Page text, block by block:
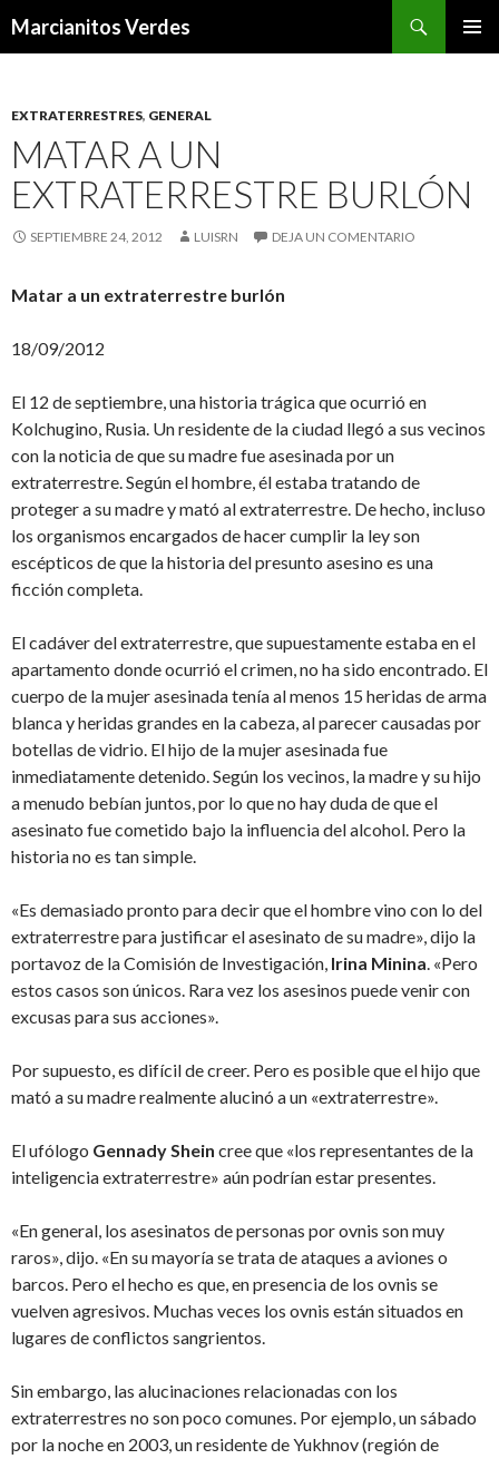
Marcianitos Verdes
EXTRATERRESTRES, GENERAL
MATAR A UN
EXTRATERRESTRE BURLÓN
SEPTIEMBRE 24, 2012 LUISRN DEJA UN COMENTARIO
Matar a un extraterrestre burlón
18/09/2012
El 12 de septiembre, una historia trágica que ocurrió en
Kolchugino, Rusia. Un residente de la ciudad llegó a sus vecinos
con la noticia de que su madre fue asesinada por un
extraterrestre. Según el hombre, él estaba tratando de
proteger a su madre y mató al extraterrestre. De hecho, incluso
los organismos encargados de hacer cumplir la ley son
escépticos de que la historia del presunto asesino es una
ficción completa.
El cadáver del extraterrestre, que supuestamente estaba en el
apartamento donde ocurrió el crimen, no ha sido encontrado. El
cuerpo de la mujer asesinada tenía al menos 15 heridas de arma
blanca y heridas grandes en la cabeza, al parecer causadas por
botellas de vidrio. El hijo de la mujer asesinada fue
inmediatamente detenido. Según los vecinos, la madre y su hijo
a menudo bebían juntos, por lo que no hay duda de que el
asesinato fue cometido bajo la influencia del alcohol. Pero la
historia no es tan simple.
«Es demasiado pronto para decir que el hombre vino con lo del
extraterrestre para justificar el asesinato de su madre», dijo la
portavoz de la Comisión de Investigación, Irina Minina. «Pero
estos casos son únicos. Rara vez los asesinos puede venir con
excusas para sus acciones».
Por supuesto, es difícil de creer. Pero es posible que el hijo que
mató a su madre realmente alucinó a un «extraterrestre».
El ufólogo Gennady Shein cree que «los representantes de la
inteligencia extraterrestre» aún podrían estar presentes.
«En general, los asesinatos de personas por ovnis son muy
raros», dijo. «En su mayoría se trata de ataques a aviones o
barcos. Pero el hecho es que, en presencia de los ovnis se
vuelven agresivos. Muchas veces los ovnis están situados en
lugares de conflictos sangrientos.
Sin embargo, las alucinaciones relacionadas con los
extraterrestres no son poco comunes. Por ejemplo, un sábado
por la noche en 2003, un residente de Yukhnov (región de